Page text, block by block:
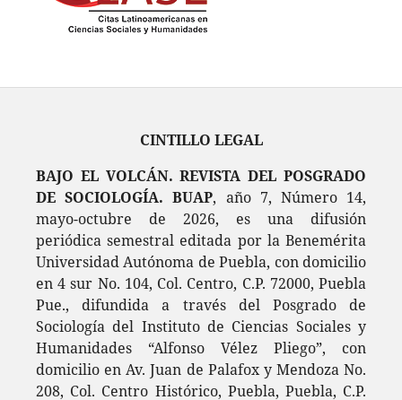
CINTILLO LEGAL
BAJO EL VOLCÁN. REVISTA DEL POSGRADO
DE SOCIOLOGÍA. BUAP, año 7, Número 14,
mayo-octubre de 2026, es una difusión
periódica semestral editada por la Benemérita
Universidad Autónoma de Puebla, con domicilio
en 4 sur No. 104, Col. Centro, C.P. 72000, Puebla
Pue., difundida a través del Posgrado de
Sociología del Instituto de Ciencias Sociales y
Humanidades “Alfonso Vélez Pliego”, con
domicilio en Av. Juan de Palafox y Mendoza No.
208, Col. Centro Histórico, Puebla, Puebla, C.P.